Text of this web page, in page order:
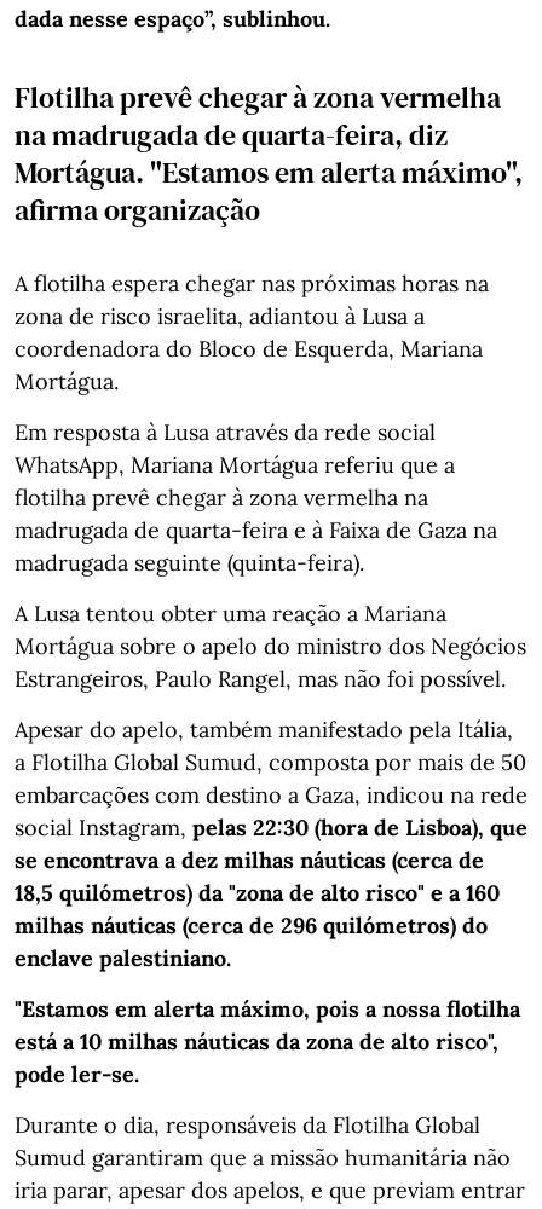
dada nesse espaço”, sublinhou.
Flotilha prevê chegar à zona vermelha
na madrugada de quarta-feira, diz
Mortágua. "Estamos em alerta máximo",
afirma organização
A flotilha espera chegar nas próximas horas na
zona de risco israelita, adiantou à Lusa a
coordenadora do Bloco de Esquerda, Mariana
Mortágua.
Em resposta à Lusa através da rede social
WhatsApp, Mariana Mortágua referiu que a
flotilha prevê chegar à zona vermelha na
madrugada de quarta-feira e à Faixa de Gaza na
madrugada seguinte (quinta-feira).
A Lusa tentou obter uma reação a Mariana
Mortágua sobre o apelo do ministro dos Negócios
Estrangeiros, Paulo Rangel, mas não foi possível.
Apesar do apelo, também manifestado pela Itália,
a Flotilha Global Sumud, composta por mais de 50
embarcações com destino a Gaza, indicou na rede
social Instagram, pelas 22:30 (hora de Lisboa), que
se encontrava a dez milhas náuticas (cerca de
18,5 quilómetros) da "zona de alto risco" e a 160
milhas náuticas (cerca de 296 quilómetros) do
enclave palestiniano.
"Estamos em alerta máximo, pois a nossa flotilha
está a 10 milhas náuticas da zona de alto risco",
pode ler-se.
Durante o dia, responsáveis da Flotilha Global
Sumud garantiram que a missão humanitária não
iria parar, apesar dos apelos, e que previam entrar